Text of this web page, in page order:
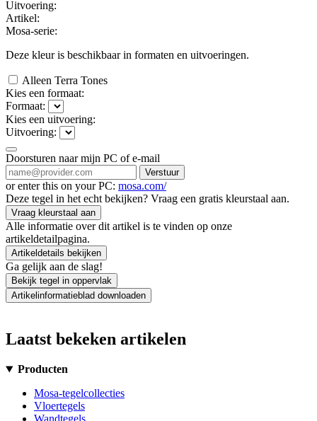
Uitvoering:
Artikel:
Mosa-serie:
Deze kleur is beschikbaar in formaten en uitvoeringen.
Alleen Terra Tones
Kies een formaat:
Formaat:
Kies een uitvoering:
Uitvoering:
Doorsturen naar mijn PC of e-mail
Verstuur
or enter this on your PC: mosa.com/
Deze tegel in het echt bekijken? Vraag een gratis kleurstaal aan.
Vraag kleurstaal aan
Alle informatie over dit artikel is te vinden op onze
artikeldetailpagina.
Artikeldetails bekijken
Ga gelijk aan de slag!
Bekijk tegel in oppervlak
Artikelinformatieblad downloaden
Laatst bekeken artikelen
Producten
Mosa-tegelcollecties
Vloertegels